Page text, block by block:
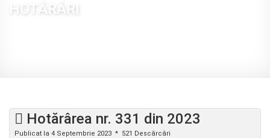
HOTĂRÂRI
Hotărârea nr. 331 din 2023
Publicat la 4 Septembrie 2023 521 Descărcări